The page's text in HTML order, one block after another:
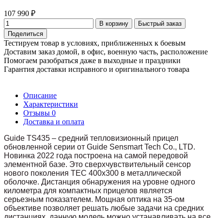
107 990 ₽
В корзину
Быстрый заказ
Поделиться
Тестируем товар в условиях, приближенных к боевым
Доставим заказ домой, в офис, военную часть, расположение
Помогаем разобраться даже в выходные и праздники
Гарантия доставки исправного и оригинального товара
Описание
Характеристики
Отзывы 0
Доставка и оплата
Guide TS435 – средний тепловизионный прицел
обновленной серии от Guide Sensmart Tech Co., LTD.
Новинка 2022 года построена на самой передовой
элементной базе. Это сверхчувствительный сенсор
нового поколения TEC 400х300 в металлической
оболочке. Дистанция обнаружения на уровне одного
километра для компактных прицелов является
серьезным показателем. Мощная оптика на 35-ом
объективе позволяет решать любые задачи на средних